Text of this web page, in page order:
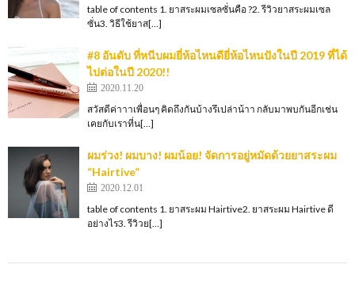
table of contents 1. ยาสระผมเซลซั่นคือ ?2. รีวิวยาสระผมเซล
ซั่น3. วิธีใช้ยาส[…]
#8 อันดับ ที่หนีบผมยี่ห้อไหนดียี่ห้อไหนปังในปี 2019 ที่ได้
ไปต่อในปี 2020!!
2020.11.20
สวัสดีค่าาาเพื่อนๆ คิดถึงกันบ้างรึเปล่าน้าา กลับมาพบกันอีกเช่น
เคยกับเราที่น[…]
ผมร่วง! ผมบาง! ผมน้อย! จัดการอยู่หมัดด้วยยาสระผม
“Hairtive”
2020.12.01
table of contents 1. ยาสระผม Hairtive2. ยาสระผม Hairtive ดี
อย่างไร3. รีวิวย[…]